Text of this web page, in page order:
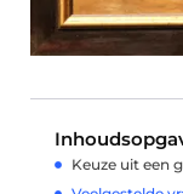
Keuze uit een